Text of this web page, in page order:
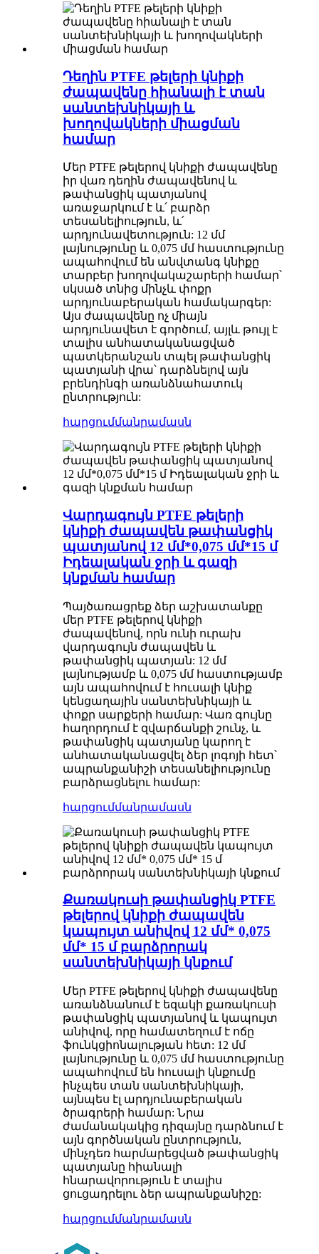
Դեղին PTFE թելերի կնիքի
ժապավենը հիանալի է տան
սանտեխնիկայի և
խողովակների միացման
համար
Մեր PTFE թելերով կնիքի ժապավենը
իր վառ դեղին ժապավենով և
թափանցիկ պատյանով
առաջարկում է և՛ բարձր
տեսանելիություն, և՛
արդյունավետություն: 12 մմ
լայնությունը և 0,075 մմ հաստությունը
ապահովում են անվտանգ կնիքը
տարբեր խողովակաշարերի համար՝
սկսած տնից մինչև փոքր
արդյունաբերական համակարգեր:
Այս ժապավենը ոչ միայն
արդյունավետ է գործում, այլև թույլ է
տալիս անհատականացված
պատկերանշան տպել թափանցիկ
պատյանի վրա՝ դարձնելով այն
բրենդինգի առանձնահատուկ
ընտրություն:
հարցումմանրամասն
Վարդագույն PTFE թելերի
կնիքի ժապավեն թափանցիկ
պատյանով 12 մմ*0,075 մմ*15 մ
Իդեալական ջրի և գազի
կնքման համար
Պայծառացրեք ձեր աշխատանքը
մեր PTFE թելերով կնիքի
ժապավենով, որն ունի ուրախ
վարդագույն ժապավեն և
թափանցիկ պատյան: 12 մմ
լայնությամբ և 0,075 մմ հաստությամբ
այն ապահովում է հուսալի կնիք
կենցաղային սանտեխնիկայի և
փոքր սարքերի համար: Վառ գույնը
հաղորդում է զվարճանքի շունչ, և
թափանցիկ պատյանը կարող է
անհատականացվել ձեր լոգոյի հետ՝
ապրանքանիշի տեսանելիությունը
բարձրացնելու համար:
հարցումմանրամասն
Քառակուսի թափանցիկ PTFE
թելերով կնիքի ժապավեն
կապույտ անիվով 12 մմ* 0,075
մմ* 15 մ բարձրորակ
սանտեխնիկայի կնքում
Մեր PTFE թելերով կնիքի ժապավենը
առանձնանում է եզակի քառակուսի
թափանցիկ պատյանով և կապույտ
անիվով, որը համատեղում է ոճը
ֆունկցիոնալության հետ: 12 մմ
լայնությունը և 0,075 մմ հաստությունը
ապահովում են հուսալի կնքումը
ինչպես տան սանտեխնիկայի,
այնպես էլ արդյունաբերական
ծրագրերի համար: Նրա
ժամանակակից դիզայնը դարձնում է
այն գործնական ընտրություն,
մինչդեռ հարմարեցված թափանցիկ
պատյանը հիանալի
հնարավորություն է տալիս
ցուցադրելու ձեր ապրանքանիշը:
հարցումմանրամասն